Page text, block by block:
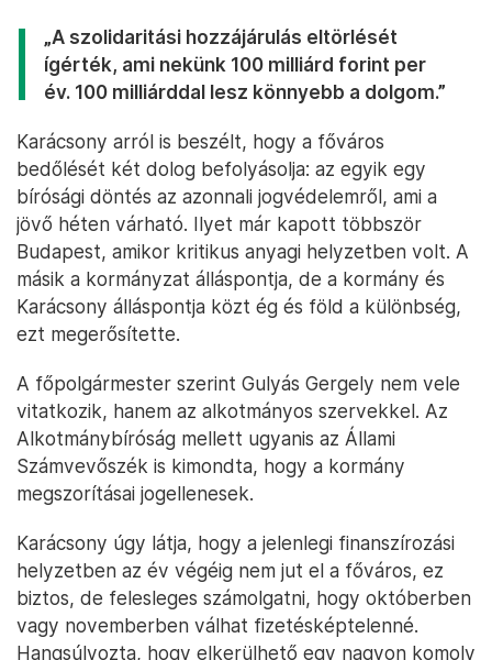
„A szolidaritási hozzájárulás eltörlését
ígérték, ami nekünk 100 milliárd forint per
év. 100 milliárddal lesz könnyebb a dolgom.”
Karácsony arról is beszélt, hogy a főváros
bedőlését két dolog befolyásolja: az egyik egy
bírósági döntés az azonnali jogvédelemről, ami a
jövő héten várható. Ilyet már kapott többször
Budapest, amikor kritikus anyagi helyzetben volt. A
másik a kormányzat álláspontja, de a kormány és
Karácsony álláspontja közt ég és föld a különbség,
ezt megerősítette.
A főpolgármester szerint Gulyás Gergely nem vele
vitatkozik, hanem az alkotmányos szervekkel. Az
Alkotmánybíróság mellett ugyanis az Állami
Számvevőszék is kimondta, hogy a kormány
megszorításai jogellenesek.
Karácsony úgy látja, hogy a jelenlegi finanszírozási
helyzetben az év végéig nem jut el a főváros, ez
biztos, de felesleges számolgatni, hogy októberben
vagy novemberben válhat fizetésképtelenné.
Hangsúlyozta, hogy elkerülhető egy nagyon komoly